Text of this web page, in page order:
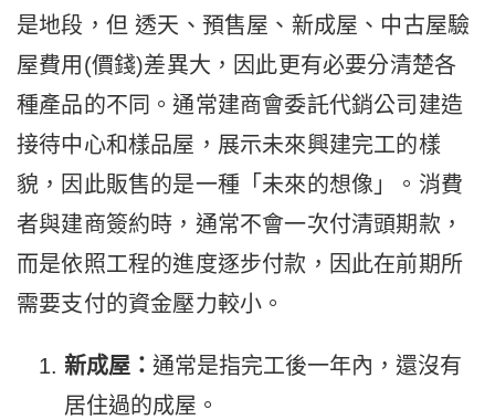
是地段，但 透天、預售屋、新成屋、中古屋驗
屋費用(價錢)差異大，因此更有必要分清楚各
種產品的不同。通常建商會委託代銷公司建造
接待中心和樣品屋，展示未來興建完工的樣
貌，因此販售的是一種「未來的想像」。消費
者與建商簽約時，通常不會一次付清頭期款，
而是依照工程的進度逐步付款，因此在前期所
需要支付的資金壓力較小。
新成屋： 通常是指完工後一年內，還沒有
居住過的成屋。